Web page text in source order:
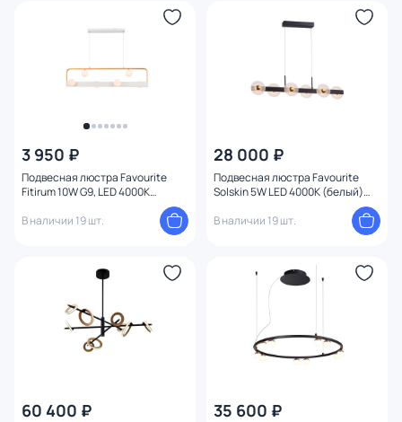
3 950 ₽
Подвесная люстра Favourite
Fitirum 10W G9, LED 4000К
В наличии 19 шт.
28 000 ₽
Подвесная люстра Favourite
Solskin 5W LED 4000К (белый)
В наличии 19 шт.
60 400 ₽ 35 600 ₽